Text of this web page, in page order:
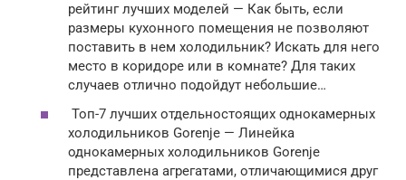
рейтинг лучших моделей — Как быть, если
размеры кухонного помещения не позволяют
поставить в нем холодильник? Искать для него
место в коридоре или в комнате? Для таких
случаев отлично подойдут небольшие…
Топ-7 лучших отдельностоящих однокамерных
холодильников Gorenje — Линейка
однокамерных холодильников Gorenje
представлена агрегатами, отличающимися друг